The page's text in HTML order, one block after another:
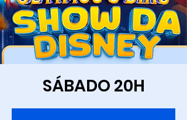
SÁBADO 20H